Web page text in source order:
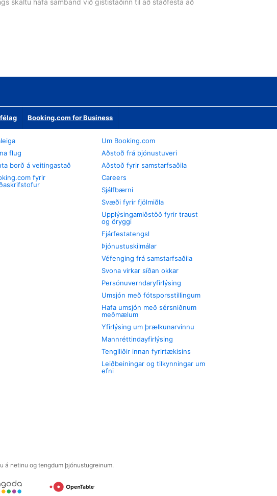
skaltu hafa samband við gististaðinn til að staðfesta að
Booking.com for Business
flug
borð á veitingastað
fyrir
Um Booking.com
Aðstoð frá þjónustuveri
Aðstoð fyrir samstarfsaðila
Careers
Sjálfbærni
Svæði fyrir fjölmiðla
Upplýsingamiðstöð fyrir traust
og öryggi
Fjárfestatengsl
Þjónustuskilmálar
Véfenging frá samstarfsaðila
Svona virkar síðan okkar
Persónuverndaryfirlýsing
Umsjón með fótsporsstillingum
Hafa umsjón með sérsniðnum
meðmælum
Yfirlýsing um þrælkunarvinnu
Mannréttindayfirlýsing
Tengiliðir innan fyrirtækisins
Leiðbeiningar og tilkynningar um
efni
á netinu og tengdum þjónustugreinum.